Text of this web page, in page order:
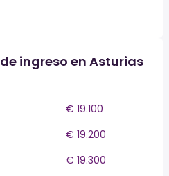
ingreso en Asturias
€ 19.100
€ 19.200
€ 19.300